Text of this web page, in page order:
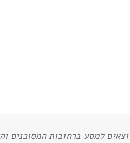
למסע ברחובות המסוכנים